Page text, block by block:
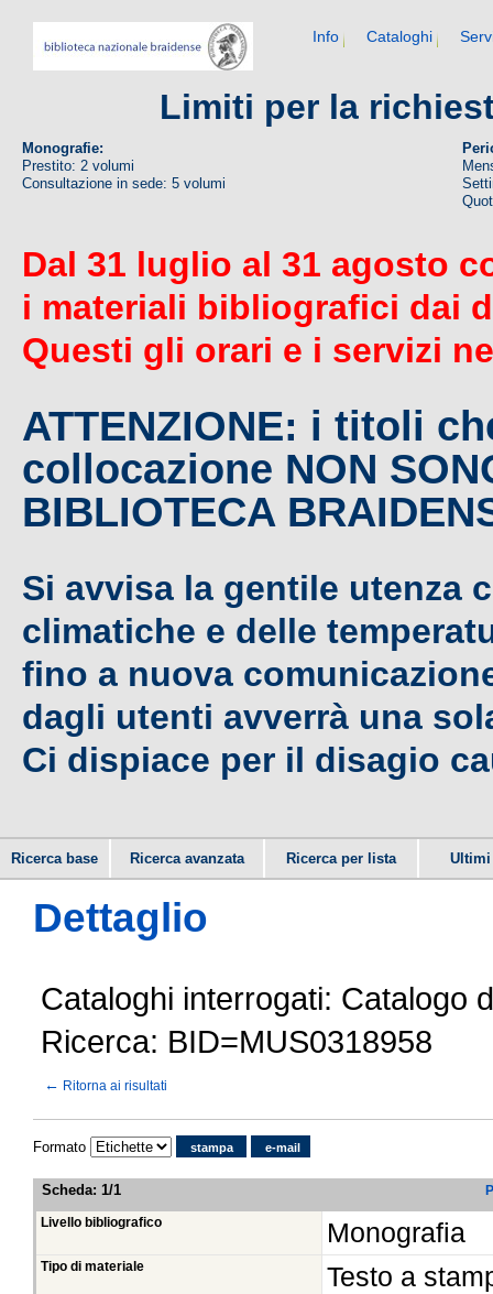
Info Cataloghi
Limiti per la
Monografie:
Prestito: 2 volumi
Consultazione in sede: 5 volumi
Dal 31 luglio al 31 agosto
i materiali bibliografici dai
Questi gli orari e i servizi
ATTENZIONE: i titoli
collocazione NON
BIBLIOTECA
Si avvisa la gentile utenza
climatiche e delle
fino a nuova
dagli utenti avverrà una
Ci dispiace per il disagio
Ricerca base Ricerca avanzata Ricerca per lista
Dettaglio
Cataloghi interrogati: Catalogo
Ricerca: BID=MUS0318958
← Ritorna ai risultati
Formato stampa e-mail
Scheda: 1/1
Livello bibliografico Monografia
Tipo di materiale Testo a